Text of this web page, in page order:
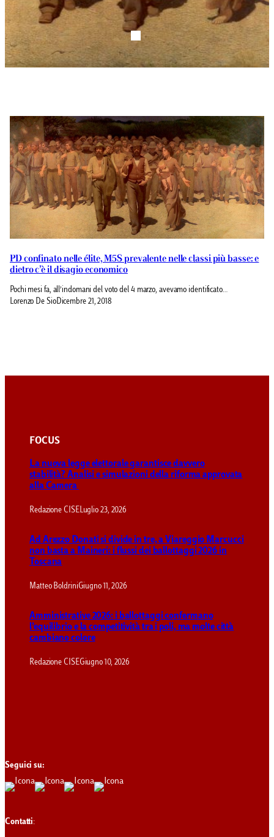
PD confinato nelle élite, M5S prevalente nelle classi più basse: e
dietro c’è il disagio economico
Pochi mesi fa, all’indomani del voto del 4 marzo, avevamo identificato…
Lorenzo De SioDicembre 21, 2018
FOCUS
La nuova legge elettorale garantisce davvero
stabilità? Analisi e simulazioni della riforma approvata
alla Camera
Redazione CISELuglio 23, 2026
Ad Arezzo Donati si divide in tre, a Viareggio Marcucci
non basta a Maineri: i flussi dei ballottaggi 2026 in
Toscana
Matteo BoldriniGiugno 11, 2026
Amministrative 2026: i ballottaggi confermano
l’equilibrio e la competitività tra i poli, ma molte città
cambiano colore
Redazione CISEGiugno 10, 2026
Seguici su:
Contatti: